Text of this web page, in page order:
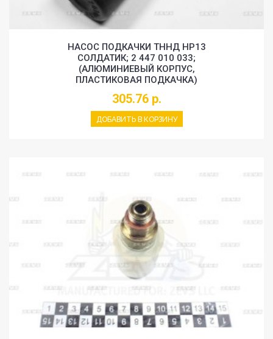
НАСОС ПОДКАЧКИ ТННД HP13
СОЛДАТИК; 2 447 010 033;
(АЛЮМИНИЕВЫЙ КОРПУС,
ПЛАСТИКОВАЯ ПОДКАЧКА)
305.76 р.
ДОБАВИТЬ В КОРЗИНУ